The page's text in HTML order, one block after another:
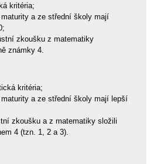
kritéria;
a ze střední školy mají
zkoušku z matematiky
známky 4.
kritéria;
a ze střední školy mají lepší
zkoušku a z matematiky složili
4 (tzn. 1, 2 a 3).